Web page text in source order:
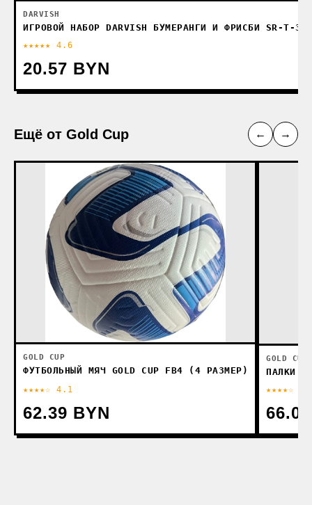
DARVISH
ИГРОВОЙ НАБОР DARVISH БУМЕРАНГИ И ФРИСБИ SR-T-
★★★★★ 4.6
20.57 BYN
Ещё от Gold Cup ← →
GOLD CUP
ФУТБОЛЬНЫЙ МЯЧ GOLD CUP FB4 (4 РАЗМЕР)
★★★★☆ 4.1
62.39 BYN
GOLD CUP
ПАЛКИ
★★★★☆ 4